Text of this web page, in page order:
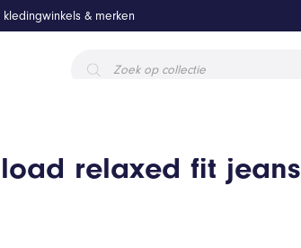
zoeken
& merken
relaxed fit jeans